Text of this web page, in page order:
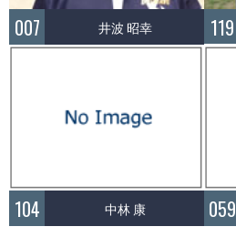
007 井波 昭幸 119
104 中林 康 059